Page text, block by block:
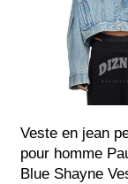
Veste en jean
pour homme
Blue Shayne